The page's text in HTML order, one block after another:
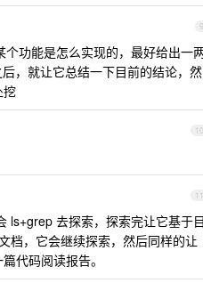
9
功能是怎么实现的，最好给出一
，就让它总结一下目前的结论，然
挖
10
11
ls+grep 去探索，探索完让它基于目
档，它会继续探索，然后同样的让
代码阅读报告。